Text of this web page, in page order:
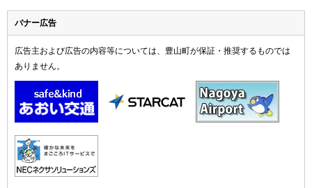
バナー広告
広告主および広告の内容等については、豊山町が保証・推奨するものでは
ありません。